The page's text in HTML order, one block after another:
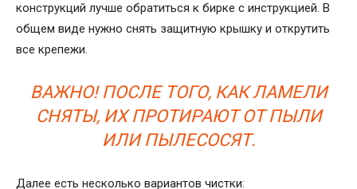
конструкций лучше обратиться к бирке с инструкцией. В
общем виде нужно снять защитную крышку и открутить
все крепежи.
ВАЖНО! ПОСЛЕ ТОГО, КАК ЛАМЕЛИ
СНЯТЫ, ИХ ПРОТИРАЮТ ОТ ПЫЛИ
ИЛИ ПЫЛЕСОСЯТ.
Далее есть несколько вариантов чистки: